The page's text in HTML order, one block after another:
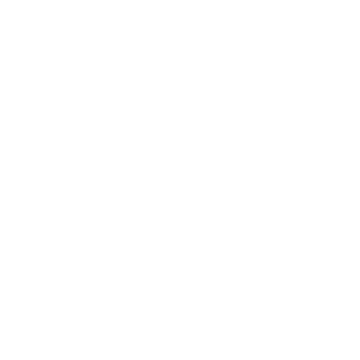
Medien anbieten zu
unserer
diese Informationen
Nutzung der
wie zum
Diese Cookies